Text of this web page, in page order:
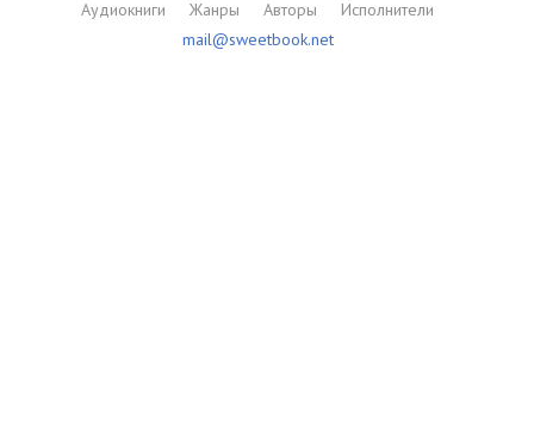
Аудиокниги Жанры Авторы
Исполнители
mail@sweetbook.net